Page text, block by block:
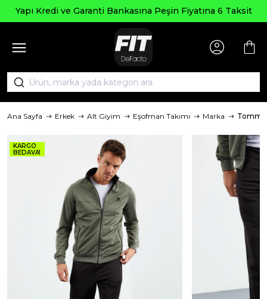
Yapı Kredi ve Garanti Bankasına Peşin Fiyatına 6 Taksit
Ana Sayfa Erkek Alt Giyim Eşofman Takımı Marka
KARGO
BEDAVA!